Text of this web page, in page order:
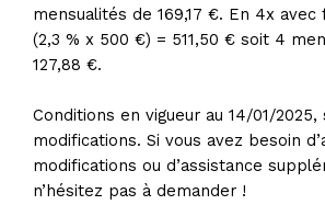
mensualités de 169,17 €. En 4x
(2,3 % x 500 €) = 511,50 € soit 4
127,88 €.
Conditions en vigueur au 14/01/
modifications. Si vous avez besoin
modifications ou d’assistance
n’hésitez pas à demander !